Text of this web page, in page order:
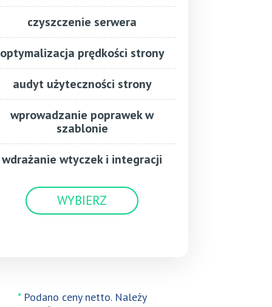
czyszczenie serwera
optymalizacja prędkości strony
audyt użyteczności strony
wprowadzanie poprawek w
szablonie
wdrażanie wtyczek i integracji
WYBIERZ
* Podano ceny netto. Należy